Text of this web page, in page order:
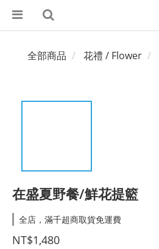
全部商品 花禮 / Flower
在盛夏野餐/鮮花提籃
全店，滿千超商取貨免運費
NT$1,480